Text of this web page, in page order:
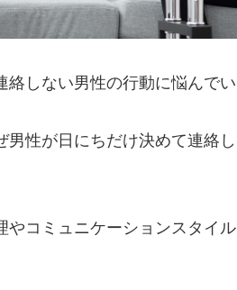
絡しない男性の行動に悩んで
男性が日にちだけ決めて連絡
やコミュニケーションスタイ